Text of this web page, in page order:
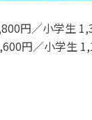
円／小学生
円／小学生